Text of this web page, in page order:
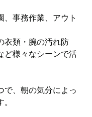
事務作業、アウト
衣類・腕の汚れ防
ど様々なシーンで活
で、朝の気分によっ